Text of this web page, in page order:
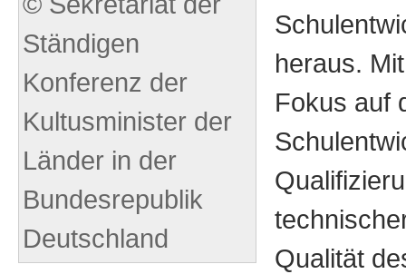
Ständigen
Konferenz der
Kultusminister der
Länder in der
Bundesrepublik
Deutschland
heraus.
Fokus auf
Qualität